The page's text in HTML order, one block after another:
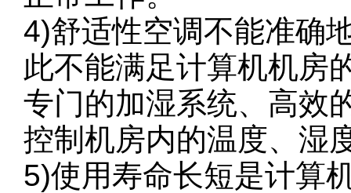
4)舒适性空调不能准确
此不能满足计算机机房
专门的加湿系统、高效
控制机房内的温度、湿
5)使用寿命长短是计算